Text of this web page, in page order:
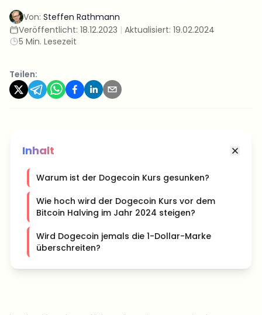
Von: Steffen Rathmann
Veröffentlicht: 18.12.2023 | Aktualisiert: 19.02.2024
5 Min. Lesezeit
Teilen:
Inhalt
Warum ist der Dogecoin Kurs gesunken?
Wie hoch wird der Dogecoin Kurs vor dem
Bitcoin Halving im Jahr 2024 steigen?
Wird Dogecoin jemals die 1-Dollar-Marke
überschreiten?